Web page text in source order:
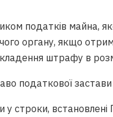
податків майна,
органу, якщо
штрафу в
податкової
у строки,